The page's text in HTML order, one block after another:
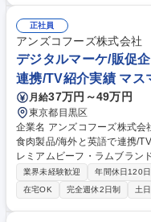
的に成長させるフェーズにい
客手段ではなく、事業成長を
す。旅行マーケットにおいて
な競争優位を築くための重要な戦略でも
迎！【SEOマーケティング
正社員
アンズコフーズ株式会社
デジタルマーケ/販促
連携/TV紹介実績 マス
月給37万円～49万円
東京都目黒区
企業名 アンズコフーズ株式会社 求人名 デジタルマーケ/販促企画★自
食肉製品/海外と英語で連携/TV紹介実績 仕事の内容 ニ
レミアムビーフ・ラムブラン
グや販売企画をお任せ。HP
ント企画などを含めたマーケティングを担当。
語で連携をとり、現地産の自
います。健康志向の高まりや
業界未経験歓迎 年間休日120
在宅OK
完全週休2日制 土